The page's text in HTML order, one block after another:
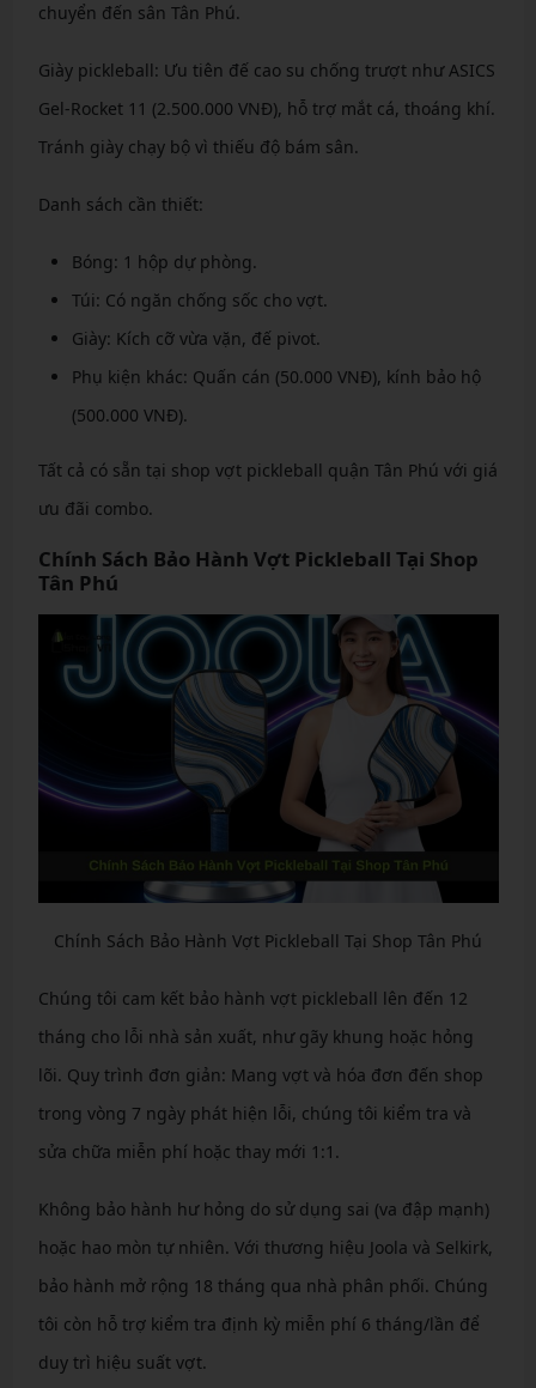
chuyển đến sân Tân Phú.
Giày pickleball: Ưu tiên đế cao su chống trượt như ASICS
Gel-Rocket 11 (2.500.000 VNĐ), hỗ trợ mắt cá, thoáng khí.
Tránh giày chạy bộ vì thiếu độ bám sân.
Danh sách cần thiết:
Bóng: 1 hộp dự phòng.
Túi: Có ngăn chống sốc cho vợt.
Giày: Kích cỡ vừa vặn, đế pivot.
Phụ kiện khác: Quấn cán (50.000 VNĐ), kính bảo hộ
(500.000 VNĐ).
Tất cả có sẵn tại shop vợt pickleball quận Tân Phú với giá
ưu đãi combo.
Chính Sách Bảo Hành Vợt Pickleball Tại Shop
Tân Phú
Chính Sách Bảo Hành Vợt Pickleball Tại Shop Tân Phú
Chúng tôi cam kết bảo hành vợt pickleball lên đến 12
tháng cho lỗi nhà sản xuất, như gãy khung hoặc hỏng
lõi. Quy trình đơn giản: Mang vợt và hóa đơn đến shop
trong vòng 7 ngày phát hiện lỗi, chúng tôi kiểm tra và
sửa chữa miễn phí hoặc thay mới 1:1.
Không bảo hành hư hỏng do sử dụng sai (va đập mạnh)
hoặc hao mòn tự nhiên. Với thương hiệu Joola và Selkirk,
bảo hành mở rộng 18 tháng qua nhà phân phối. Chúng
tôi còn hỗ trợ kiểm tra định kỳ miễn phí 6 tháng/lần để
duy trì hiệu suất vợt.